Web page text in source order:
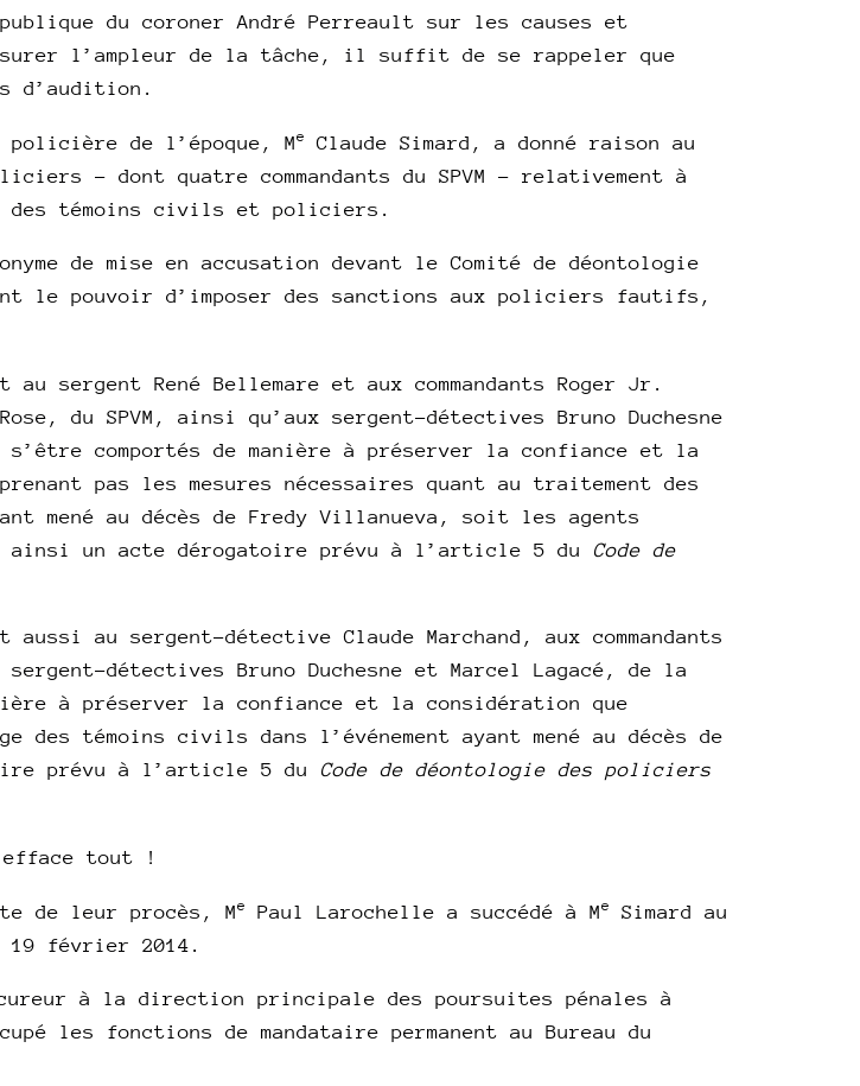
du coroner André Perreault sur les causes et
l’ampleur de la tâche, il suffit de se rappeler que
d’audition.
de l’époque, Me
Claude Simard, a donné raison au
– dont quatre commandants du SPVM – relativement à
témoins civils et policiers.
de mise en accusation devant le Comité de déontologie
pouvoir d’imposer des sanctions aux policiers fautifs,
sergent René Bellemare et aux commandants Roger Jr.
du SPVM, ainsi qu’aux sergent-détectives Bruno Duchesne
s’être comportés de manière à préserver la confiance et la
pas les mesures nécessaires quant au traitement des
mené au décès de Fredy Villanueva, soit les agents
ainsi un acte dérogatoire prévu à l’article 5 du Code de
au sergent-détective Claude Marchand, aux commandants
détectives Bruno Duchesne et Marcel Lagacé, de la
à préserver la confiance et la considération que
témoins civils dans l’événement ayant mené au décès de
prévu à l’article 5 du Code de déontologie des policiers
efface tout !
de leur procès, Me Paul Larochelle a succédé à Me
Simard au
19 février 2014.
à la direction principale des poursuites pénales à
les fonctions de mandataire permanent au Bureau du